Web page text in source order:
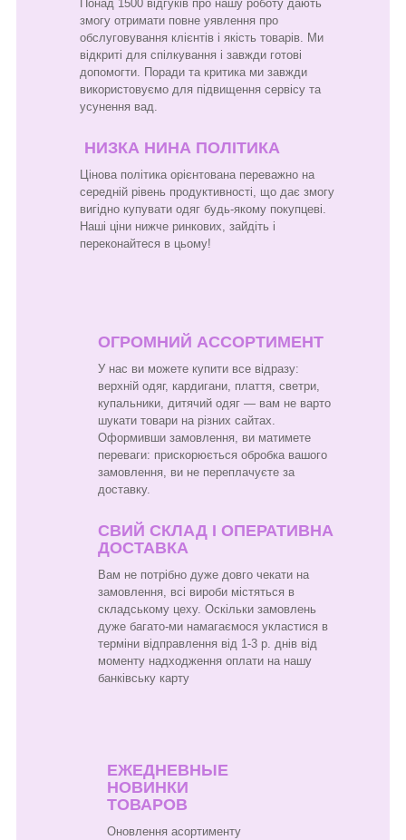
Понад 1500 відгуків про нашу роботу дають
змогу отримати повне уявлення про
обслуговування клієнтів і якість товарів. Ми
відкриті для спілкування і завжди готові
допомогти. Поради та критика ми завжди
використовуємо для підвищення сервісу та
усунення вад.
НИЗКА НИНА ПОЛІТИКА
Цінова політика орієнтована переважно на
середній рівень продуктивності, що дає змогу
вигідно купувати одяг будь-якому покупцеві.
Наші ціни нижче ринкових, зайдіть і
переконайтеся в цьому!
ОГРОМНИЙ АССОРТИМЕНТ
У нас ви можете купити все відразу:
верхній одяг, кардигани, плаття, светри,
купальники, дитячий одяг — вам не варто
шукати товари на різних сайтах.
Оформивши замовлення, ви матимете
переваги: прискорюється обробка вашого
замовлення, ви не переплачуєте за
доставку.
СВИЙ СКЛАД І ОПЕРАТИВНА
ДОСТАВКА
Вам не потрібно дуже довго чекати на
замовлення, всі вироби містяться в
складському цеху. Оскільки замовлень
дуже багато-ми намагаємося укластися в
терміни відправлення від 1-3 р. днів від
моменту надходження оплати на нашу
банківську карту
ЕЖЕДНЕВНЫЕ
НОВИНКИ
ТОВАРОВ
Оновлення асортименту